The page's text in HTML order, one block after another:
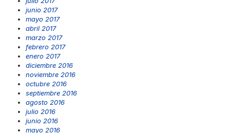
junio 2017
mayo 2017
abril 2017
marzo 2017
febrero 2017
enero 2017
diciembre 2016
noviembre 2016
octubre 2016
septiembre 2016
agosto 2016
julio 2016
junio 2016
mayo 2016